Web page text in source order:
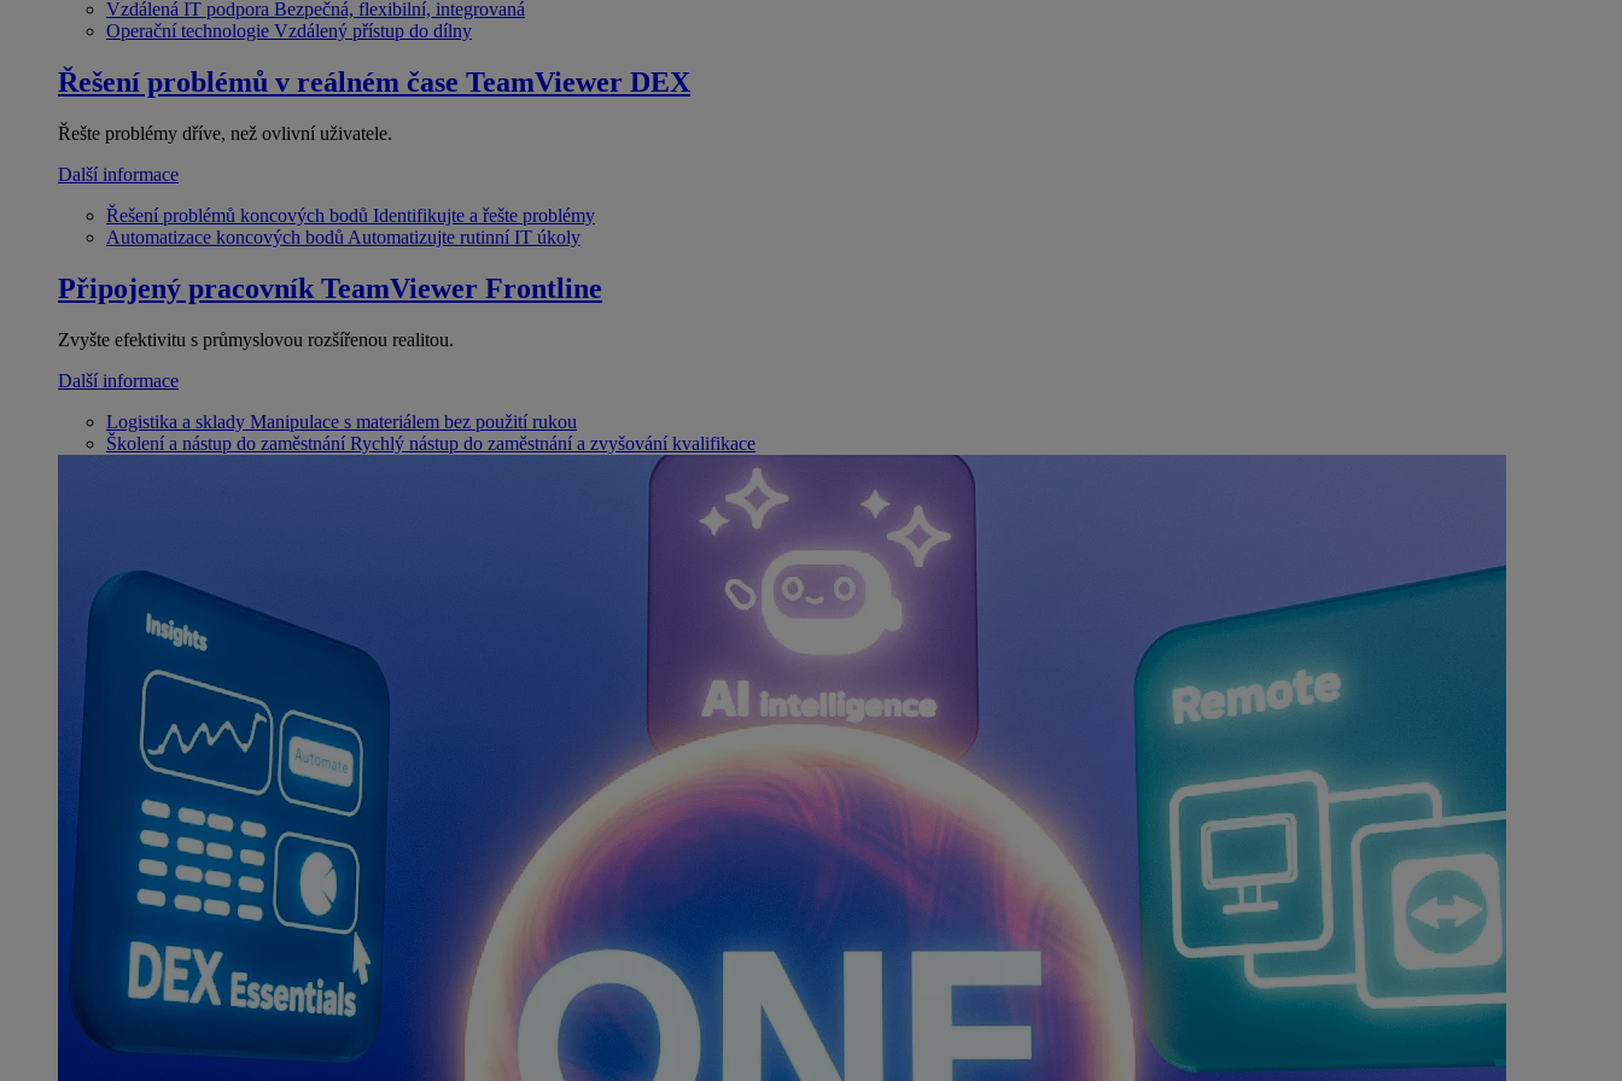
Vzdálená IT podpora Bezpečná, flexibilní, integrovaná
Operační technologie Vzdálený přístup do dílny
Řešení problémů v reálném čase TeamViewer DEX
Řešte problémy dříve, než ovlivní uživatele.
Další informace
Řešení problémů koncových bodů Identifikujte a řešte problémy
Automatizace koncových bodů Automatizujte rutinní IT úkoly
Připojený pracovník TeamViewer Frontline
Zvyšte efektivitu s průmyslovou rozšířenou realitou.
Další informace
Logistika a sklady Manipulace s materiálem bez použití rukou
Školení a nástup do zaměstnání Rychlý nástup do zaměstnání a zvyšování kvalifikace